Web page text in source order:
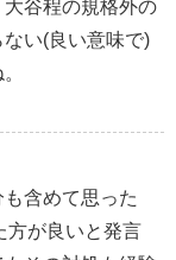
谷程の規格外の
い(良い意味で)
含めて思った
方が良いと発言